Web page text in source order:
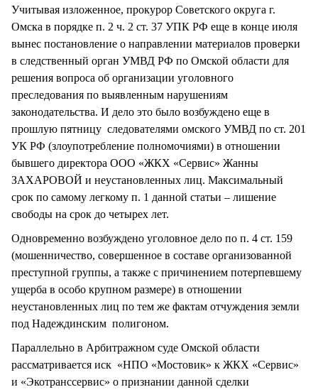
Учитывая изложенное, прокурор Советского округа г.
Омска в порядке п. 2 ч. 2 ст. 37 УПК РФ еще в конце июля
вынес постановление о направлении материалов проверки
в следственный орган УМВД РФ по Омской области для
решения вопроса об организации уголовного
преследования по выявленным нарушениям
законодательства. И дело это было возбуждено еще в
прошлую пятницу следователями омского УМВД по ст. 201
УК РФ (злоупотребление полномочиями) в отношении
бывшего директора ООО «ЖКХ «Сервис» Жанны
ЗАХАРОВОЙ и неустановленных лиц. Максимальный
срок по самому легкому п. 1 данной статьи – лишение
свободы на срок до четырех лет.
Одновременно возбуждено уголовное дело по п. 4 ст. 159
(мошенничество, совершенное в составе организованной
преступной группы, а также с причинением потерпевшему
ущерба в особо крупном размере) в отношении
неустановленных лиц по тем же фактам отчуждения земли
под Надеждинским полигоном.
Параллельно в Арбитражном суде Омской области
рассматривается иск «НПО «Мостовик» к ЖКХ «Сервис»
и «Экотранссервис» о признании данной сделки